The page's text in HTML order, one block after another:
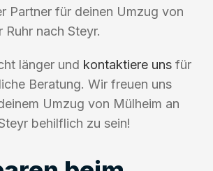
Partner für deinen Umzug von
Ruhr nach Steyr.
länger und kontaktiere uns für
Beratung. Wir freuen uns
Umzug von Mülheim an
behilflich zu sein!